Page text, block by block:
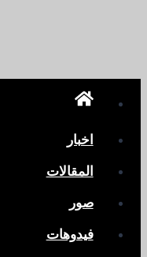
اخبار
المقالات
صور
فيدوهات